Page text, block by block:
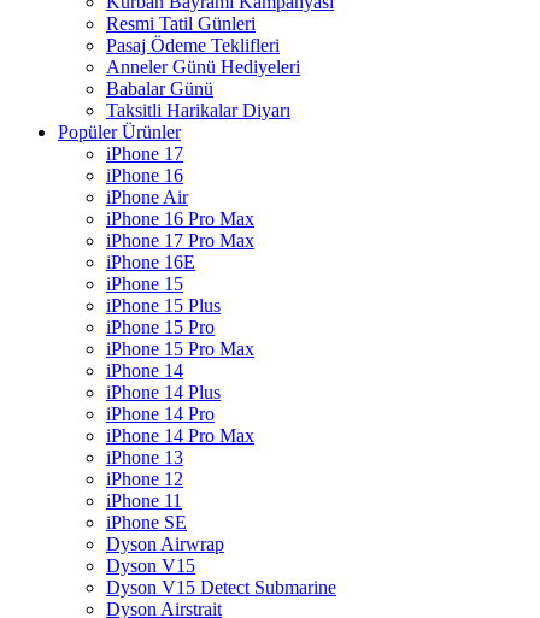
Resmi Tatil Günleri
Pasaj Ödeme Teklifleri
Anneler Günü Hediyeleri
Babalar Günü
Taksitli Harikalar Diyarı
Popüler Ürünler
iPhone 17
iPhone 16
iPhone Air
iPhone 16 Pro Max
iPhone 17 Pro Max
iPhone 16E
iPhone 15
iPhone 15 Plus
iPhone 15 Pro
iPhone 15 Pro Max
iPhone 14
iPhone 14 Plus
iPhone 14 Pro
iPhone 14 Pro Max
iPhone 13
iPhone 12
iPhone 11
iPhone SE
Dyson Airwrap
Dyson V15
Dyson V15 Detect Submarine
Dyson Airstrait